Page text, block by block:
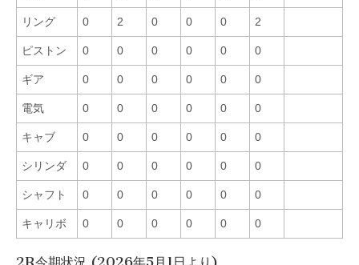
リング 0 2 0 0 0 2
ピストン 0 0 0 0 0 0
ギア 0 0 0 0 0 0
電気 0 0 0 0 0 0
キャブ 0 0 0 0 0 0
シリンダ 0 0 0 0 0 0
シャフト 0 0 0 0 0 0
キャリボ 0 0 0 0 0 0
2R今期状況 (2026年5月1日より)